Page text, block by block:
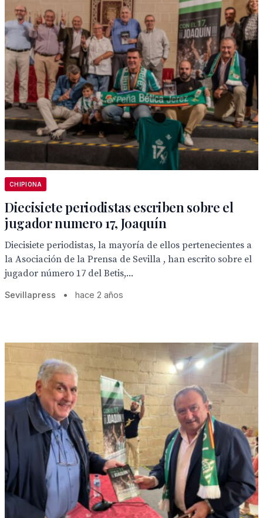
CHIPIONA
Diecisiete periodistas escriben sobre el
jugador numero 17, Joaquín
Diecisiete periodistas, la mayoría de ellos pertenecientes a
la Asociación de la Prensa de Sevilla , han escrito sobre el
jugador número 17 del Betis,...
Sevillapress • hace 2 años